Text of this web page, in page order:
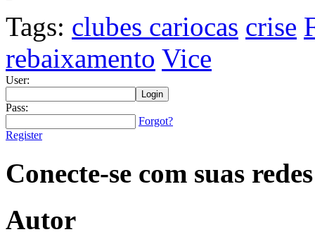
Tags: clubes cariocas crise
rebaixamento Vice
User:
Pass:
Forgot?
Register
Conecte-se com suas redes
Autor